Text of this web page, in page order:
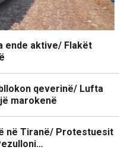
ende aktive/ Flakët
qeverinë/ Lufta
marokenë
në Tiranë/ Protestuesit